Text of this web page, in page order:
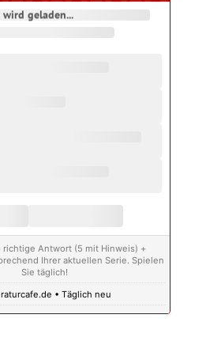
wird geladen...
richtige Antwort (5 mit Hinweis) +
Ihrer aktuellen Serie. Spielen
Sie täglich!
• Täglich neu